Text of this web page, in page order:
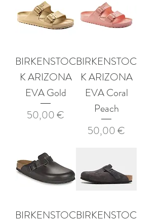
BIRKENSTOC
K ARIZONA
EVA Gold
Prix
50,00 €
BIRKENSTOC
K ARIZONA
EVA Coral
Peach
Prix
50,00 €
BIRKENSTOCBIRKENSTOC